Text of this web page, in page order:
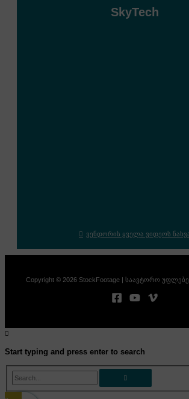
SkyTech
ვენდორის ყველა ვიდეოს
Copyright © 2026 StockFootage | საავტორო
Start typing and press enter to search
Search...